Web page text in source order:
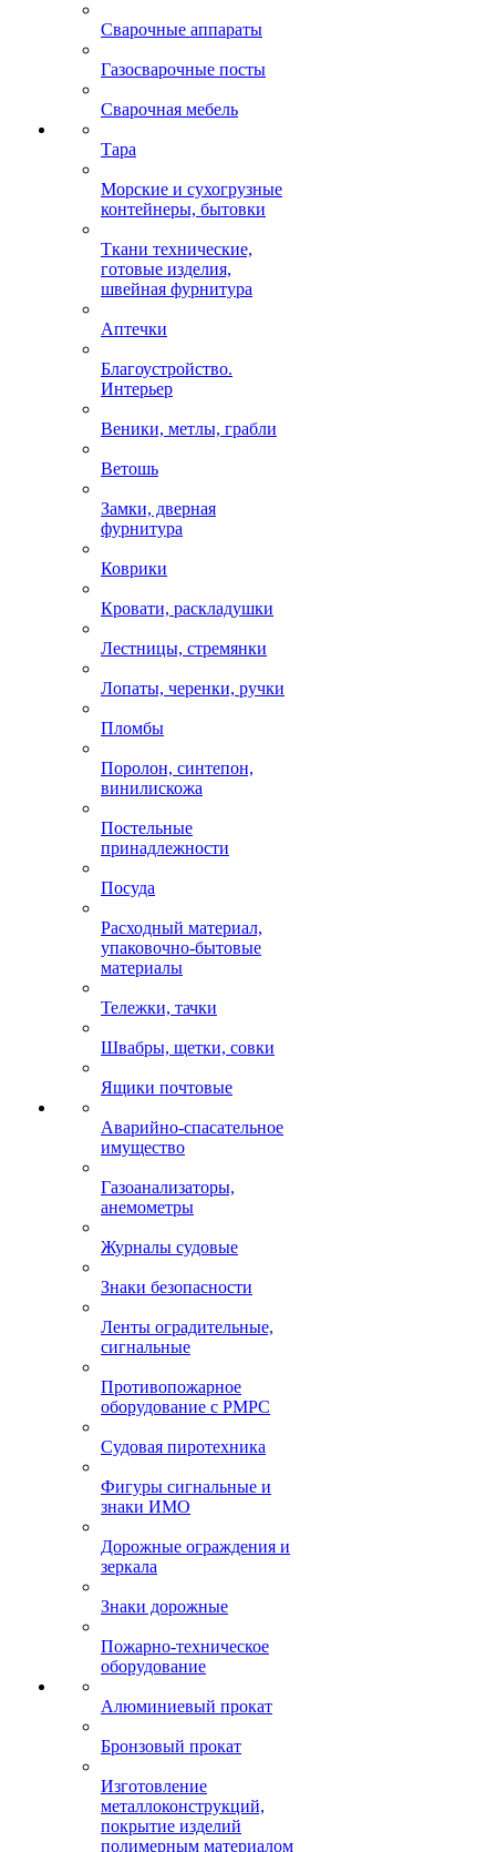
Сварочные аппараты
Газосварочные посты
Сварочная мебель
Тара
Морские и сухогрузные
контейнеры, бытовки
Ткани технические,
готовые изделия,
швейная фурнитура
Аптечки
Благоустройство.
Интерьер
Веники, метлы, грабли
Ветошь
Замки, дверная
фурнитура
Коврики
Кровати, раскладушки
Лестницы, стремянки
Лопаты, черенки, ручки
Пломбы
Поролон, синтепон,
винилискожа
Постельные
принадлежности
Посуда
Расходный материал,
упаковочно-бытовые
материалы
Тележки, тачки
Швабры, щетки, совки
Ящики почтовые
Аварийно-спасательное
имущество
Газоанализаторы,
анемометры
Журналы судовые
Знаки безопасности
Ленты оградительные,
сигнальные
Противопожарное
оборудование с РМРС
Судовая пиротехника
Фигуры сигнальные и
знаки ИМО
Дорожные ограждения и
зеркала
Знаки дорожные
Пожарно-техническое
оборудование
Алюминиевый прокат
Бронзовый прокат
Изготовление
металлоконструкций,
покрытие изделий
полимерным материалом